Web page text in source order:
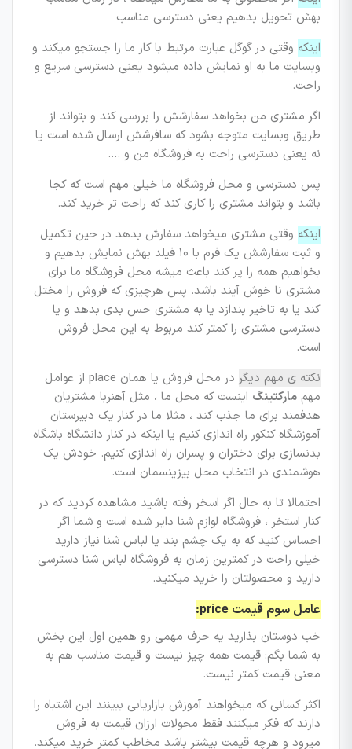
بهش تحویل بدهیم یعنی دسترسی مناسب
اینکه وقتی در گوگل عبارت مرتبط با کار ما را جستجو میکند و
وبسایت ما به او نمایش داده میشود یعنی دسترسی سریع و
راحت.
اگر مشتری من بخواهد سفارشش را بررسی کند و بتواند از
طریق وبسایت متوجه بشود که سافرشش ارسال شده است یا
نه یعنی دسترسی راحت به فروشگاه من و ….
پس دسترسی و محل فروشگاه ما خیلی مهم است که کجا
باشد و بتواند مشتری را کاری کند که راحت تر خرید کند.
اینکه وقتی مشتری میخواهد سفارش بدهد در حین تکمیل
و ثبت سفارشش یک فرم با ۱۰ فیلد بهش نمایش بدهیم و
بخواهیم همه را پر کند باعث میشه محل فروشگاه ما برای
مشتری نا خوش آیند باشد. پس هرچیزی که فروش را مختل
کند یا به تاخیر بندازد یا به مشتری حس بدی بدهد و یا
دسترسی مشتری را کمتر کند مربوط به این محل فروش
است.
نکته ی مهم دیگر
در محل فروش یا همان place از عوامل
مهم مارکتینگ اینست که محل ما ، مثل آهنربا مشتریان
هدفمند برای ما جذب کند ، مثلا ما در کنار یک دبیرستان
آموزشگاه کنکور راه اندازی کنیم یا اینکه در کنار دانشگاه باشگاه
بدنسازی برای دختران و پسران راه اندازی کنیم. خودش یک
هوشمندی در انتخاب محل بیزینسمان است.
احتمالا تا به حال اگر اسخر رفته باشید مشاهده کردید که در
کنار استخر ، فروشگاه لوازم شنا دایر شده است و شما اگر
احساس کنید که به یک چشم بند یا لباس شنا نیاز دارید
خیلی راحت در کمترین زمان به فروشگاه لباس شنا دسترسی
دارید و محصولتان را خرید میکنید.
عامل سوم قیمت price:
خب دوستان بذارید یه حرف مهمی رو همین اول این بخش
به شما بگم: قیمت همه چیز نیست و قیمت مناسب هم به
معنی قیمت کمتر نیست.
اکثر کسانی که میخواهند آموزش بازاریابی ببینند این اشتباه را
دارند که فکر میکنند فقط محولات ارزان قیمت به فروش
میرود و هرچه قیمت بیشتر باشد مخاطب کمتر خرید میکند.